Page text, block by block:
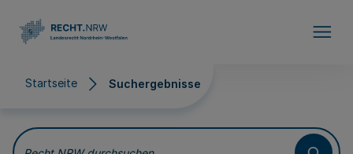
Startseite Suchergebnisse
Suchergebnisse